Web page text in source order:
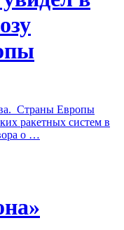
Страны Европы
ракетных систем в
о …